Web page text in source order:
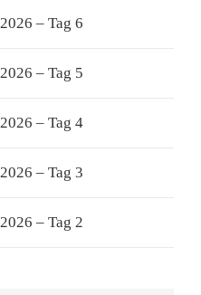
– Tag 6
– Tag 5
– Tag 4
– Tag 3
– Tag 2